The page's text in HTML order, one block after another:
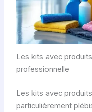
Les kits avec
professionnelle
Les kits avec
particulièrement